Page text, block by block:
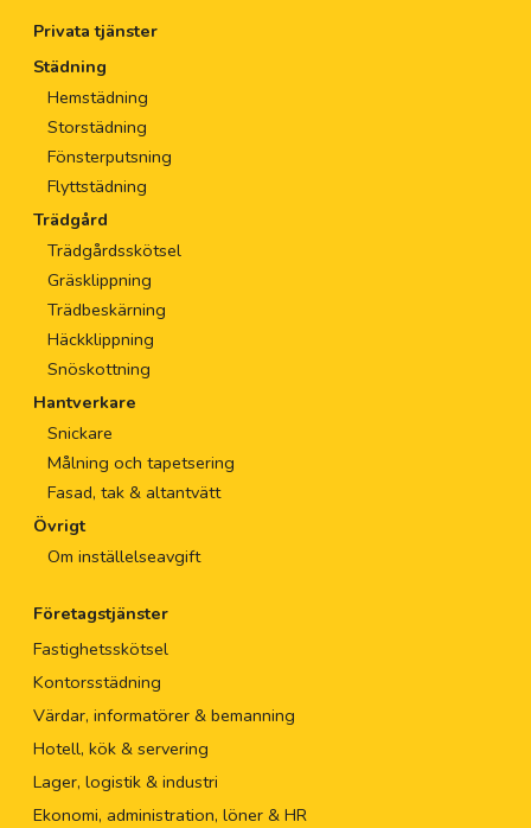
Privata tjänster
Städning
Hemstädning
Storstädning
Fönsterputsning
Flyttstädning
Trädgård
Trädgårdsskötsel
Gräsklippning
Trädbeskärning
Häckklippning
Snöskottning
Hantverkare
Snickare
Målning och tapetsering
Fasad, tak & altantvätt
Övrigt
Om inställelseavgift
Företagstjänster
Fastighetsskötsel
Kontorsstädning
Värdar, informatörer & bemanning
Hotell, kök & servering
Lager, logistik & industri
Ekonomi, administration, löner & HR